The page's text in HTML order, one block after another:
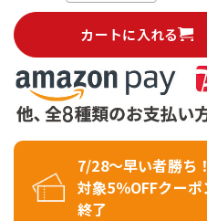
カートに入れる
7/28～早い者勝ち
対象5％OFFクー
終了